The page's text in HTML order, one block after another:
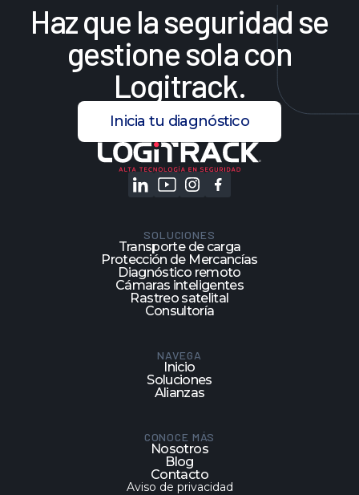
Hazque laseguridad se
gestionesolacon
Logitrack.
Inicia tu diagnóstico
SOLUCIONES
Transporte de carga
Protección de Mercancías
Diagnóstico remoto
Cámaras inteligentes
Rastreo satelital
Consultoría
NAVEGA
Inicio
Soluciones
Alianzas
CONOCE MÁS
Nosotros
Blog
Contacto
Aviso de privacidad